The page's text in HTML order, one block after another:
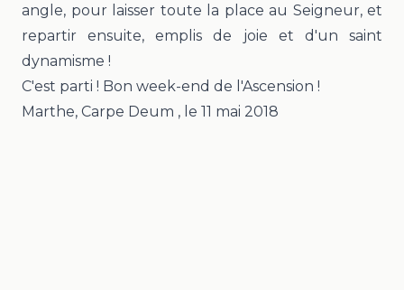
angle, pour laisser toute la place au Seigneur, et
repartir ensuite, emplis de joie et d'un saint
dynamisme !
C'est parti ! Bon week-end de l'Ascension !
Marthe, Carpe Deum , le 11 mai 2018